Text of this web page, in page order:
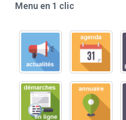
Menu en 1 clic